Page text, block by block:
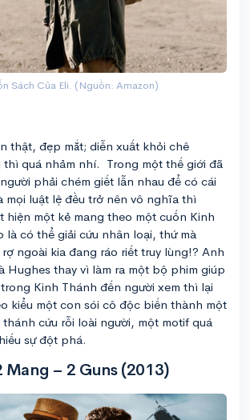
Sách Của Eli. (Nguồn: Amazon)
thật, đẹp mắt; diễn xuất khỏi chê
thì quá nhảm nhí. Trong một thế giới đã
phải chém giết lẫn nhau để có cái
mọi luật lệ đều trở nên vô nghĩa thì
hiện một kẻ mang theo một cuốn Kinh
là có thể giải cứu nhân loại, thứ mà
ngoài kia đang ráo riết truy lùng!? Anh
Hughes thay vì làm ra một bộ phim giúp
Kinh Thánh đến người xem thì lại
kiểu một con sói cô độc biến thành một
cứu rỗi loài người, một motif quá
sự đột phá.
Mang – 2 Guns (2013)